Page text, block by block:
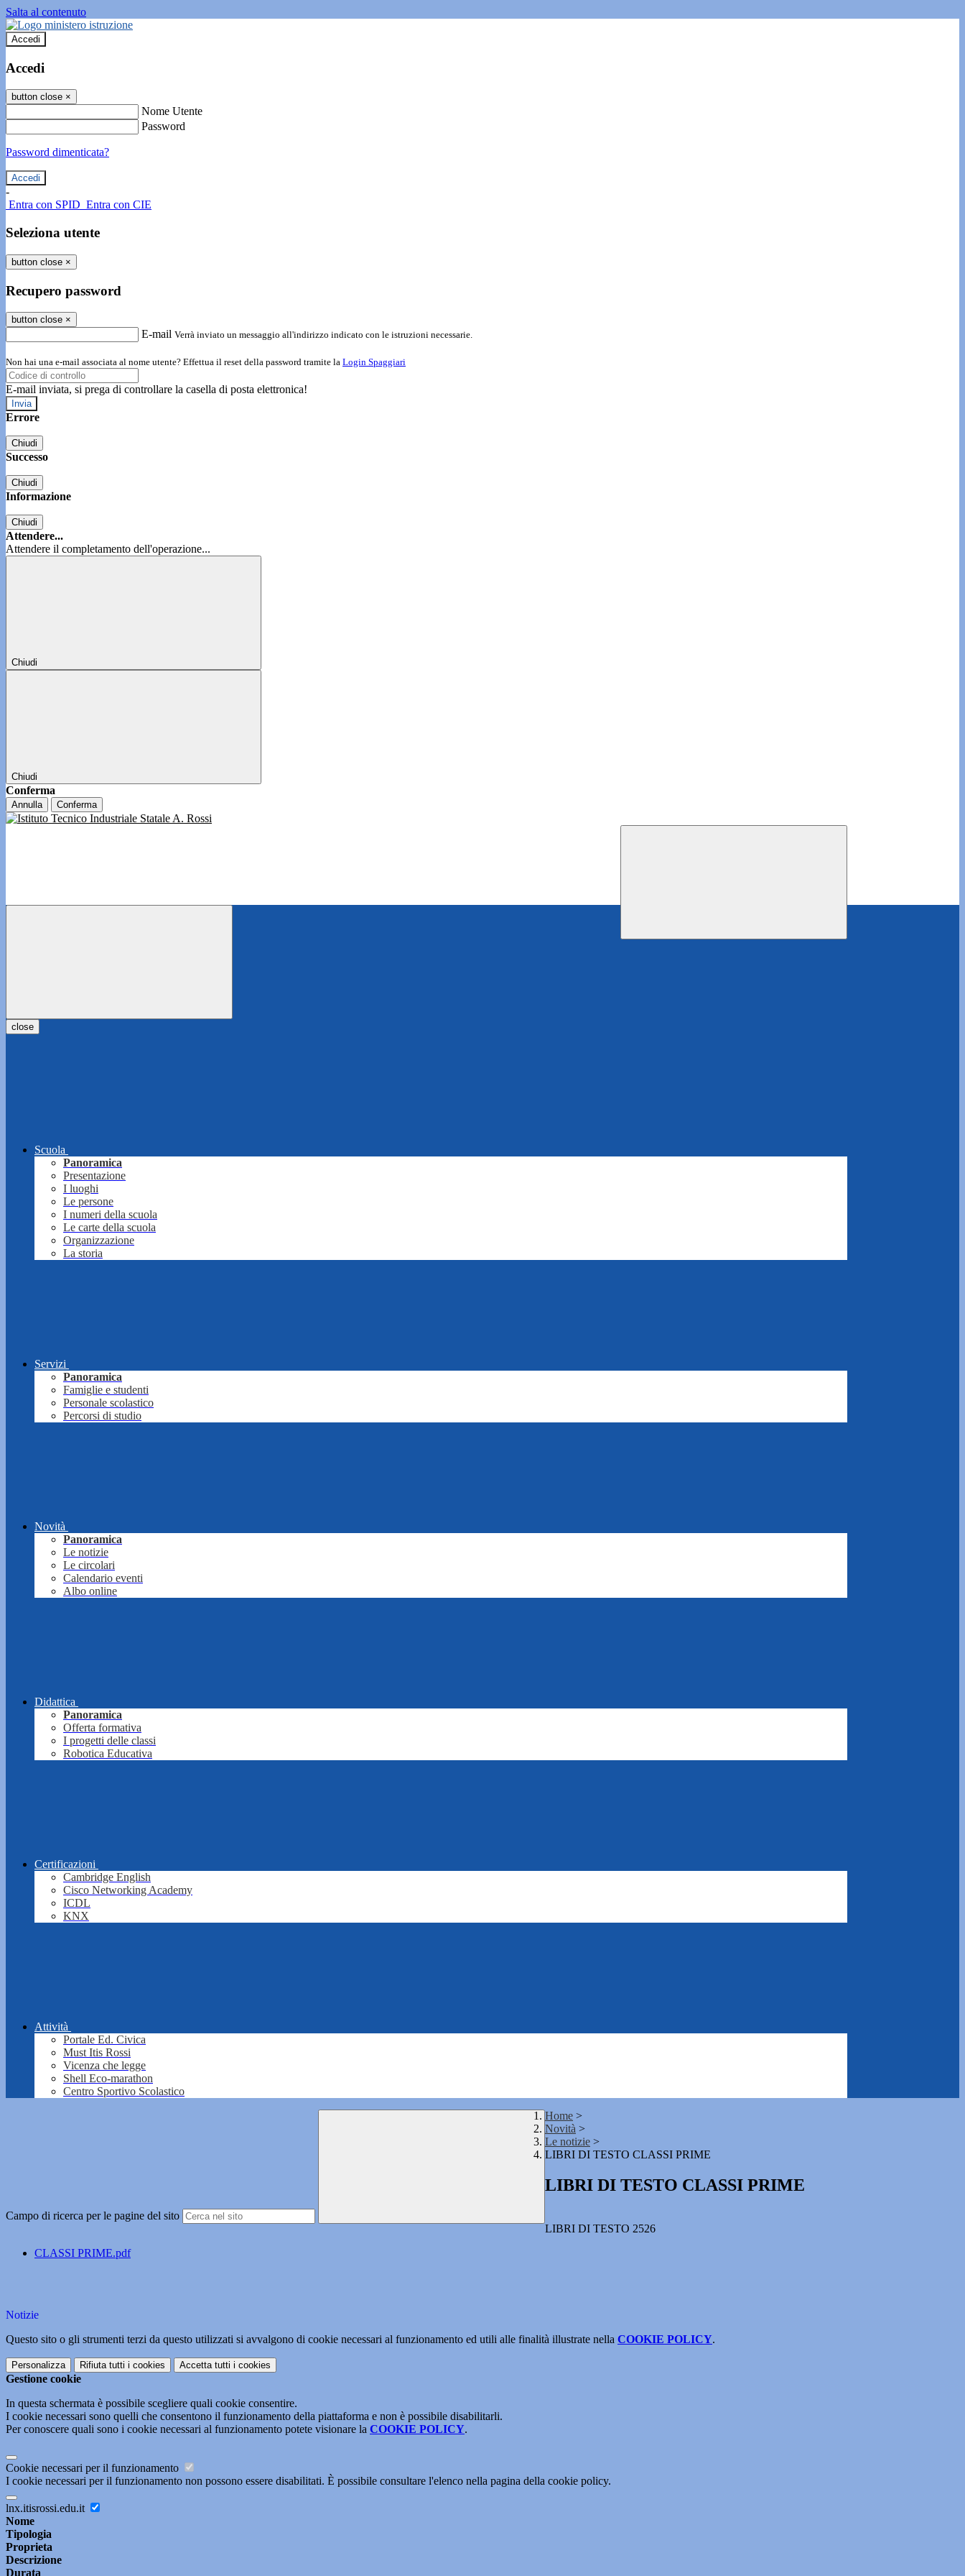
Salta al contenuto
Accedi
Accedi
button close ×
Nome Utente
Password
Password dimenticata?
-
Entra con SPID Entra con CIE
Seleziona utente
button close ×
Recupero password
button close ×
E-mail Verrà inviato un messaggio all'indirizzo indicato con le istruzioni necessarie.
Non hai una e-mail associata al nome utente? Effettua il reset della password tramite la Login Spaggiari
E-mail inviata, si prega di controllare la casella di posta elettronica!
Errore
Chiudi
Successo
Chiudi
Informazione
Chiudi
Attendere...
Attendere il completamento dell'operazione...
Chiudi
Chiudi
Conferma
Annulla Conferma
close
Scuola
Panoramica
Presentazione
I luoghi
Le persone
I numeri della scuola
Le carte della scuola
Organizzazione
La storia
Servizi
Panoramica
Famiglie e studenti
Personale scolastico
Percorsi di studio
Novità
Panoramica
Le notizie
Le circolari
Calendario eventi
Albo online
Didattica
Panoramica
Offerta formativa
I progetti delle classi
Robotica Educativa
Certificazioni
Cambridge English
Cisco Networking Academy
ICDL
KNX
Attività
Portale Ed. Civica
Must Itis Rossi
Vicenza che legge
Shell Eco-marathon
Centro Sportivo Scolastico
Campo di ricerca per le pagine del sito
Home >
Novità >
Le notizie >
LIBRI DI TESTO CLASSI PRIME
LIBRI DI TESTO CLASSI PRIME
LIBRI DI TESTO 2526
CLASSI PRIME.pdf
Notizie
Questo sito o gli strumenti terzi da questo utilizzati si avvalgono di cookie necessari al funzionamento ed utili alle finalità illustrate nella COOKIE POLICY.
Personalizza Rifiuta tutti i cookies Accetta tutti i cookies
Gestione cookie
In questa schermata è possibile scegliere quali cookie consentire.
I cookie necessari sono quelli che consentono il funzionamento della piattaforma e non è possibile disabilitarli.
Per conoscere quali sono i cookie necessari al funzionamento potete visionare la COOKIE POLICY.
Cookie necessari per il funzionamento
I cookie necessari per il funzionamento non possono essere disabilitati. È possibile consultare l'elenco nella pagina della cookie policy.
lnx.itisrossi.edu.it
Nome
Tipologia
Proprieta
Descrizione
Durata